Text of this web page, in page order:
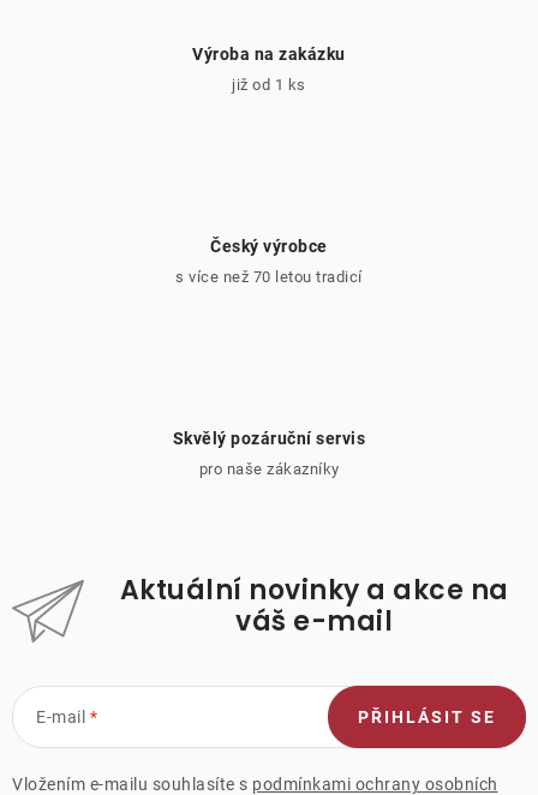
Výroba na zakázku
již od 1 ks
Český výrobce
s více než 70 letou tradicí
Skvělý pozáruční servis
pro naše zákazníky
Aktuální novinky a akce na
váš e-mail
E-mail
Vložením e-mailu souhlasíte s podmínkami ochrany osobních
PŘIHLÁSIT SE